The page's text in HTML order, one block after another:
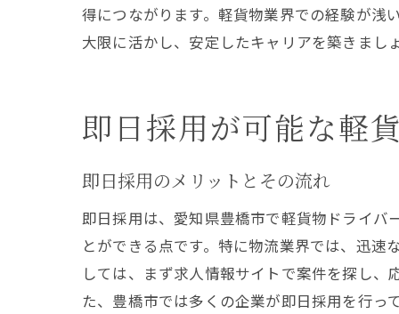
地
一
得につながります。軽貨物業界での経験が浅
大限に活かし、安定したキャリアを築きまし
即日採用が可能な軽
即日採用のメリットとその流れ
即日採用は、愛知県豊橋市で軽貨物ドライバ
とができる点です。特に物流業界では、迅
しては、まず求人情報サイトで案件を探し
た、豊橋市では多くの企業が即日採用を行っ